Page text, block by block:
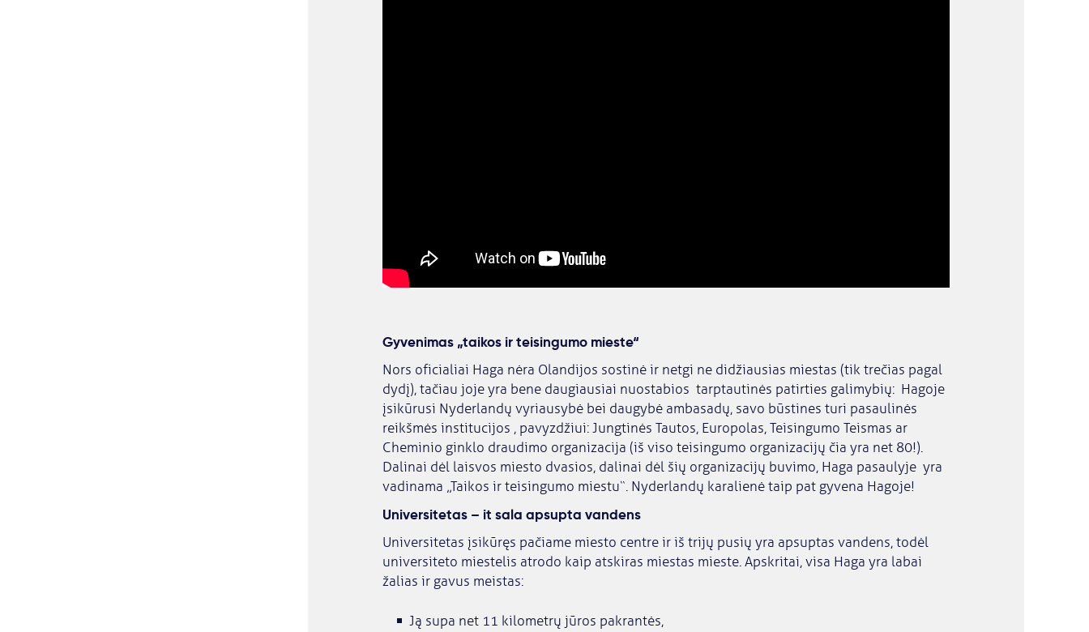
Gyvenimas „taikos ir teisingumo mieste“
Nors oficialiai Haga nėra Olandijos sostinė ir netgi ne didžiausias miestas (tik trečias pagal
dydį), tačiau joje yra bene daugiausiai nuostabios tarptautinės patirties galimybių: Hagoje
įsikūrusi Nyderlandų vyriausybė bei daugybė ambasadų, savo būstines turi pasaulinės
reikšmės institucijos , pavyzdžiui: Jungtinės Tautos, Europolas, Teisingumo Teismas ar
Cheminio ginklo draudimo organizacija (iš viso teisingumo organizacijų čia yra net 80!).
Dalinai dėl laisvos miesto dvasios, dalinai dėl šių organizacijų buvimo, Haga pasaulyje yra
vadinama „Taikos ir teisingumo miestu“. Nyderlandų karalienė taip pat gyvena Hagoje!
Universitetas – it sala apsupta vandens
Universitetas įsikūręs pačiame miesto centre ir iš trijų pusių yra apsuptas vandens, todėl
universiteto miestelis atrodo kaip atskiras miestas mieste. Apskritai, visa Haga yra labai
žalias ir gavus meistas:
Ją supa net 11 kilometrų jūros pakrantės,